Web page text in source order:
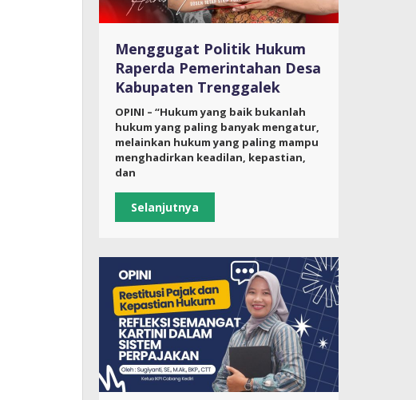
Menggugat Politik Hukum
Raperda Pemerintahan Desa
Kabupaten Trenggalek
OPINI – “Hukum yang baik bukanlah
hukum yang paling banyak mengatur,
melainkan hukum yang paling mampu
menghadirkan keadilan, kepastian,
dan
Selanjutnya